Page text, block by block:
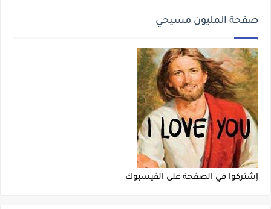
صفحة المليون مسيحي
إشتركوا في الصفحة على الفيسبوك